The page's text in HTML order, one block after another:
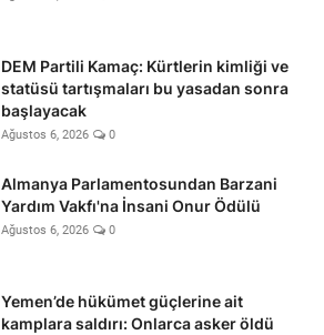
DEM Partili Kamaç: Kürtlerin kimliği ve
statüsü tartışmaları bu yasadan sonra
başlayacak
Ağustos 6, 2026 0
Almanya Parlamentosundan Barzani
Yardım Vakfı'na İnsani Onur Ödülü
Ağustos 6, 2026 0
Yemen’de hükümet güçlerine ait
kamplara saldırı: Onlarca asker öldü